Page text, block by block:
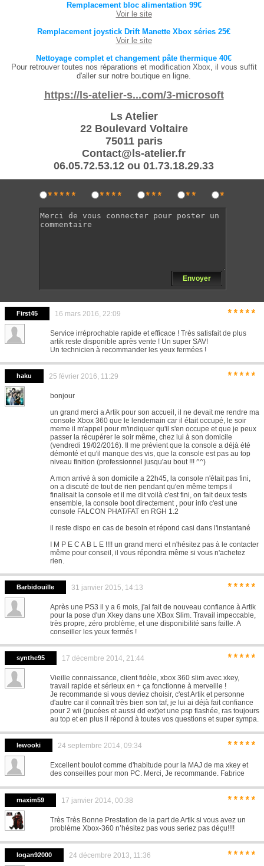
Remplacement bloc alimentation 99€
Voir le site
Remplacement joystick Drift Manette Xbox séries 25€
Voir le site
Nettoyage complet et changement pâte thermique 40€
Pour retrouver toutes nos réparations et modification Xbox, il vous suffit
d'aller sur notre boutique en ligne.
https://ls-atelier-s...com/3-microsoft
Ls Atelier
22 Boulevard Voltaire
75011 paris
Contact@ls-atelier.fr
06.05.72.53.12 ou 01.73.18.29.33
***** **** *** ** *
Envoyer
First45 16 mars 2016, 22:09 *****
Service irréprochable rapide et efficace ! Très satisfait de plus
artik reste disponible après vente ! Un super SAV!
Un technicien à recommander les yeux fermées !
haku 25 février 2016, 11:29 *****
bonjour
un grand merci a Artik pour son accueil, il ne devait me rendre ma
console Xbox 360 que le lendemain car il était occupé, le soir
meme il m'appel pour m'indiquer qu'il s'en occupe et que je peux
passer la récupérer le soir même, chez lui à son domicile
(vendredi 19/02/2016). Il me prévient que la console a déjà été
démonté et qu'il manque des vis, que la console est pas au top
niveau finition (professionnel jusqu'au bout !!! ^^)
A mon arrivé à son domicile a 22h45, la console n'était pas fini,
on a discuté de tout de rien pendant qu'en même temps il
finalisait la console et il me dit voilà c'est fini, on fait deux tests
ensemble, la console boot directement , pour info c'est une
console FALCON PHAT/FAT en RGH 1.2
il reste dispo en cas de besoin et répond casi dans l'instantané
I M P E C A B L E !!!! un grand merci et n'hésitez pas à le contacter
même pour conseil, il vous répondra même si vous n'achetez
rien.
Barbidouille 31 janvier 2015, 14:13 *****
Après une PS3 il y a 6 mois, j'ai fait de nouveau confiance à Artik
pour la pose d'un Xkey dans une XBox Slim. Travail impeccable,
très propre, zéro problème, et une disponibilité sans faille. A
conseiller les yeux fermés !
synthe95 17 décembre 2014, 21:44 *****
Vieille connaissance, client fidèle, xbox 360 slim avec xkey,
travail rapide et sérieux en + ça fonctionne à merveille !
Je recommande si vous deviez choisir, c'est Artik et personne
d'autre car il connaît très bien son taf, je lui ai déjà fait confiance
pour 2 wii (pucées et aussi dd ext)et une psp flashée, ras toujours
au top et en plus il répond à toutes vos questions et super sympa.
lewooki 24 septembre 2014, 09:34 *****
Excellent boulot comme d'habitude pour la MAJ de ma xkey et
des conseilles pour mon PC. Merci, Je recommande. Fabrice
maxim59 17 janvier 2014, 00:38 *****
Très Très Bonne Prestation de la part de Artik si vous avez un
problème Xbox-360 n’hésitez pas vous seriez pas déçu!!!!
logan92000 24 décembre 2013, 11:36 *****